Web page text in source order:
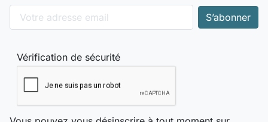
Vérification de sécurité